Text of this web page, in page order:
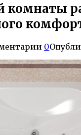
комнаты
0